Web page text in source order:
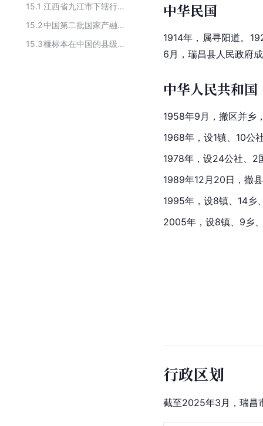
15.1
江西省九江市下辖行政区划
15.2
中国第二批国家产融合作试点城市名单
15.3
榧标本在中国的县级分布
中华民国
1914年，属寻阳道。
6月，瑞昌县人民政府
中华人民共和国
1958年9月，撤区并乡
1968年，设1镇、10公
1978年，设24公社、2
1989年12月20日，撤
1995年，设8镇、14乡
2005年，设8镇、9乡
行政区划
截至2025年3月，瑞昌